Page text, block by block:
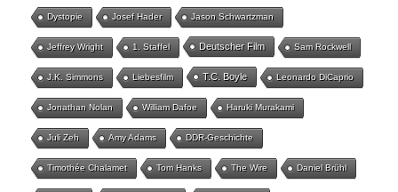
Dystopie Josef Hader Jason Schwartzman
Jeffrey Wright 1. Staffel Deutscher Film Sam Rockwell
J.K. Simmons Liebesfilm T.C. Boyle Leonardo DiCaprio
Jonathan Nolan William Dafoe Haruki Murakami
Juli Zeh Amy Adams DDR-Geschichte
Timothée Chalamet Tom Hanks The Wire Daniel Brühl